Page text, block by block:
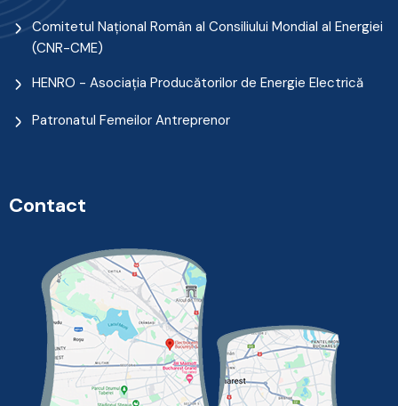
Comitetul Naţional Român al Consiliului Mondial al Energiei
(CNR-CME)
HENRO - Asociația Producătorilor de Energie Electrică
Patronatul Femeilor Antreprenor
Contact